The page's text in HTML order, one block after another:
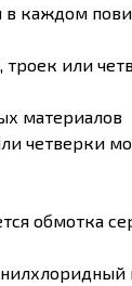
в каждом
троек или
материалов
четверки
обмотка